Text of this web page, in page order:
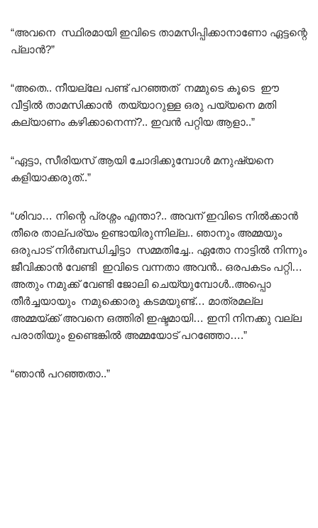
“അവനെ സ്ഥിരമായി ഇവിടെ താമസിപ്പിക്കാനാണോ ഏട്ടന്റെ
പ്ലാൻ?”
“അതെ.. നീയല്ലേ പണ്ട് പറഞ്ഞത് നമ്മുടെ കൂടെ ഈ
വീട്ടിൽ താമസിക്കാൻ തയ്യാറുള്ള ഒരു പയ്യനെ മതി
കല്യാണം കഴിക്കാനെന്ന്?.. ഇവൻ പറ്റിയ ആളാ..”
“ഏട്ടാ, സീരിയസ് ആയി ചോദിക്കുമ്പോൾ മനുഷ്യനെ
കളിയാക്കരുത്..”
“ശിവാ… നിന്റെ പ്രശ്നം എന്താ?.. അവന് ഇവിടെ നിൽക്കാൻ
തീരെ താല്പര്യം ഉണ്ടായിരുന്നില്ല.. ഞാനും അമ്മയും
ഒരുപാട് നിർബന്ധിച്ചിട്ടാ സമ്മതിച്ചേ.. ഏതോ നാട്ടിൽ നിന്നും
ജീവിക്കാൻ വേണ്ടി ഇവിടെ വന്നതാ അവൻ.. ഒരപകടം പറ്റി…
അതും നമുക്ക് വേണ്ടി ജോലി ചെയ്യുമ്പോൾ..അപ്പൊ
തീർച്ചയായും നമുക്കൊരു കടമയുണ്ട്… മാത്രമല്ല
അമ്മയ്ക്ക് അവനെ ഒത്തിരി ഇഷ്ടമായി… ഇനി നിനക്കു വല്ല
പരാതിയും ഉണ്ടെങ്കിൽ അമ്മയോട് പറഞ്ഞോ….”
“ഞാൻ പറഞ്ഞതാ..”